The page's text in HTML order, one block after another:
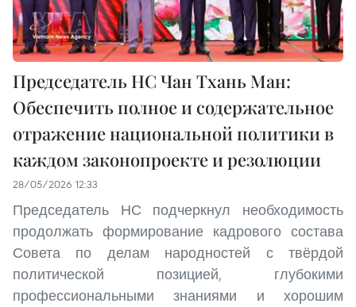
Председатель НС Чан Тхань Ман:
Обеспечить полное и содержательное
отражение национальной политики в
каждом законопроекте и резолюции
28/05/2026 12:33
Председатель НС подчеркнул необходимость
продолжать формирование кадрового состава
Совета по делам народностей с твёрдой
политической позицией, глубокими
профессиональными знаниями и хорошим